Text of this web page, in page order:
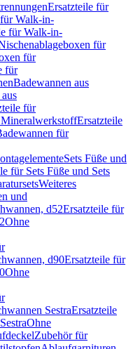
Ersatzteile für
Walk-in-
für Walk-in-
für
für
für
Badewannen aus
für
Ersatzteile
für
Sets Füße und
für Sets Füße und Sets
Weiteres
und
d52Ersatzteile für
Ohne
d90Ersatzteile für
Ohne
SestraErsatzteile
Ohne
Zubehör für